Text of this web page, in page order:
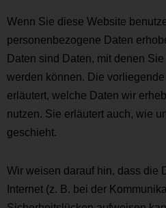
Wenn Sie diese Website
personenbezogene Daten
Daten sind Daten, mit denen
werden können. Die
erläutert, welche Daten wir
nutzen. Sie erläutert auch, wie
geschieht.
Wir weisen darauf hin, dass die
Internet (z. B. bei der